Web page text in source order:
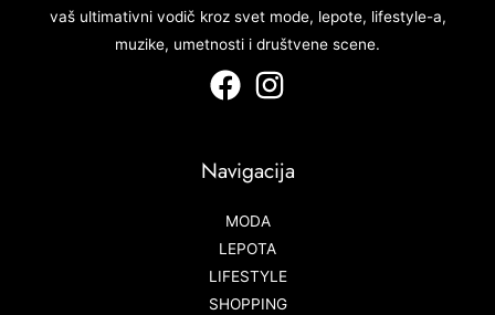
vaš ultimativni vodič kroz svet mode, lepote, lifestyle-a,
muzike, umetnosti i društvene scene.
Navigacija
MODA
LEPOTA
LIFESTYLE
SHOPPING